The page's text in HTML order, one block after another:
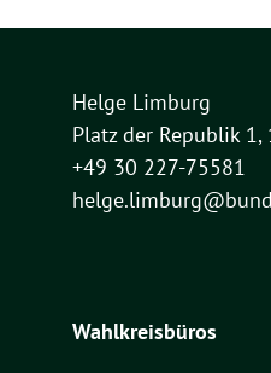
Helge Limburg
Platz der Republik
+49 30 227-75581
Wahlkreisbüros